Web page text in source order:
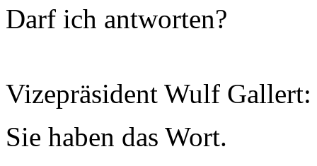
Darf ich antworten?
Vizepräsident Wulf Gallert:
Sie haben das Wort.